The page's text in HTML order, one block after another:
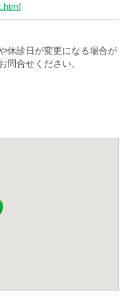
休診日が変更になる場合が
問合せください。